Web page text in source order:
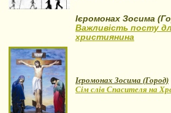
Ієромонах Зосима
Важливість посту
християнина
Ієромонах Зосима (Город)
Сім слів Спасителя на